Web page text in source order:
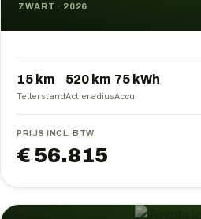
ZWART · 2026
15 km
Tellerstand
520 km
Actieradius
75 kWh
Accu
PRIJS INCL. BTW
€ 56.815